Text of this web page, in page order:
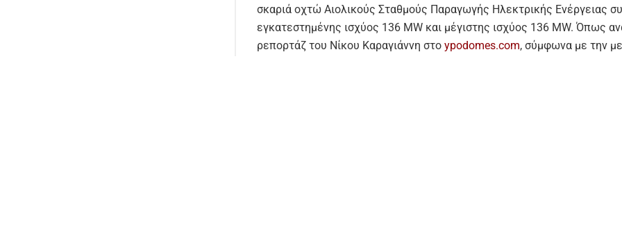
σκαριά οχτώ Αιολικούς Σταθμούς Παραγωγής Ηλεκτρικής Ενέργειας
εγκατεστημένης ισχύος 136 MW και μέγιστης ισχύος 136 MW. Όπως
ρεπορτάζ του Νίκου Καραγιάννη στο ypodomes.com, σύμφωνα με την